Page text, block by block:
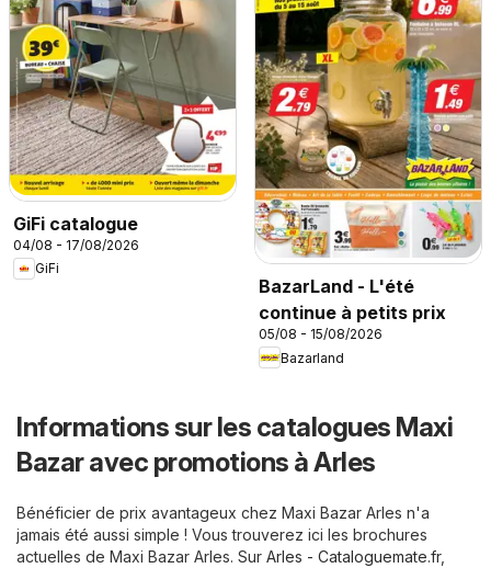
GiFi catalogue
04/08 - 17/08/2026
GiFi
BazarLand - L'été
continue à petits prix
05/08 - 15/08/2026
Bazarland
Informations sur les catalogues Maxi
Bazar avec promotions à Arles
Bénéficier de prix avantageux chez Maxi Bazar Arles n'a
jamais été aussi simple ! Vous trouverez ici les brochures
actuelles de Maxi Bazar Arles. Sur Arles - Cataloguemate.fr,